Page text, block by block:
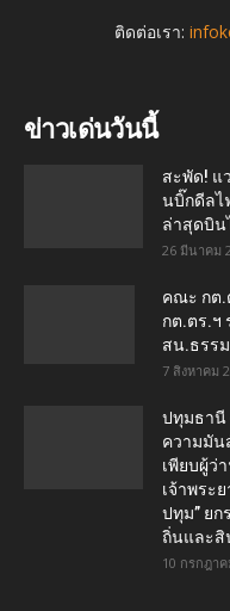
ติดต่อเรา:
ข่าวเด่นวันนี้
สะพัด! แ
นบิ๊กดีลไ
ล่าสุดบิน
26 มีนาคม
คณะ กต.
กต.ตร.ฯ
สน.ธรร
7 สิงหาคม
ปทุมธานี
ความมัน
เพียบผู้ว่
เจ้าพระ
ปทุม” ย
ถิ่นและสิ
10 กรกฎา